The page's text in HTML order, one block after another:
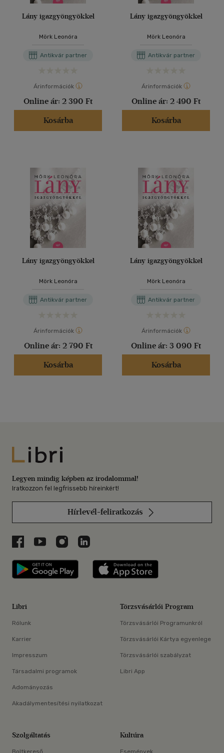
Lány igazgyöngyökkel
Mörk Leonóra
Antikvár partner
Árinformációk
Online ár: 2 390 Ft
Kosárba
Lány igazgyöngyökkel
Mörk Leonóra
Antikvár partner
Árinformációk
Online ár: 2 490 Ft
Kosárba
Lány igazgyöngyökkel
Mörk Leonóra
Antikvár partner
Árinformációk
Online ár: 2 790 Ft
Kosárba
Lány igazgyöngyökkel
Mörk Leonóra
Antikvár partner
Árinformációk
Online ár: 3 090 Ft
Kosárba
Libri
Legyen mindig képben az irodalommal!
Iratkozzon fel legfrissebb híreinkért!
Hírlevél-feliratkozás
Libri a Facebookon
Libri a Youtube-on
Libri az Instagramon
Libri a LinkedInen
Libri applikáció Szerezd meg: Google
Libri
Rólunk
Karrier
Impresszum
Társadalmi programok
Adományozás
Akadálymentesítési nyilatkozat
Törzsvásárlói Program
Törzsvásárlói Programunkról
Törzsvásárlói Kártya egyenlege
Törzsvásárlói szabályzat
Libri App
Szolgáltatás
Boltkereső
Kultúra
Események